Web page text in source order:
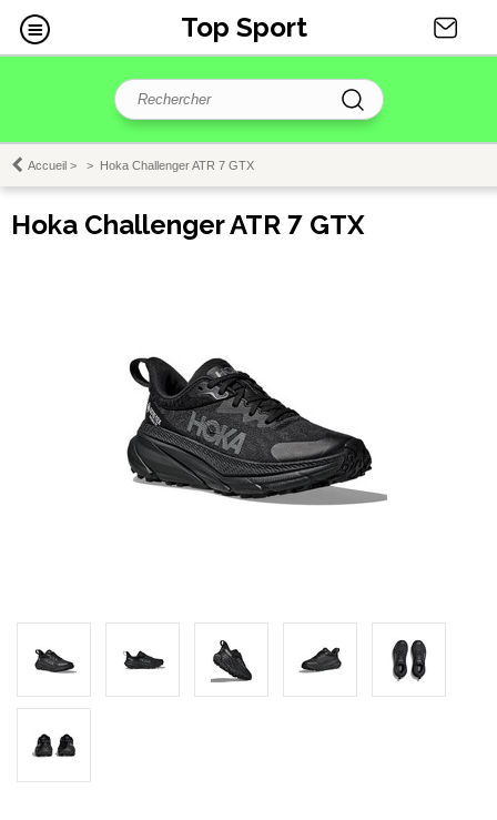
Top Sport
Accueil > > Hoka Challenger ATR 7 GTX
Hoka Challenger ATR 7 GTX